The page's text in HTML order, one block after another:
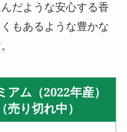
だような安心する香
もあるような豊かな
ム（2022年産）
り切れ中）